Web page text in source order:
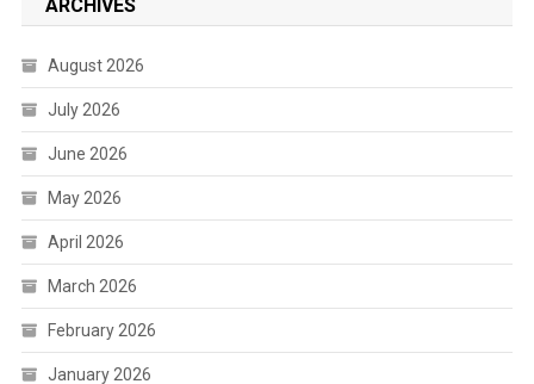
ARCHIVES
August 2026
July 2026
June 2026
May 2026
April 2026
March 2026
February 2026
January 2026